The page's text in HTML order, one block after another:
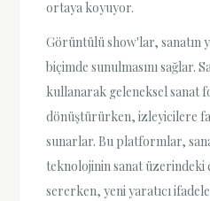
ortaya koyuyor.
Görüntülü show'lar, sanatın
biçimde sunulmasını sağlar.
kullanarak geleneksel sanat
dönüştürürken, izleyicilere
sunarlar. Bu platformlar,
teknolojinin sanat üzerindeki
sererken, yeni yaratıcı